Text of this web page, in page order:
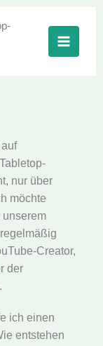
nur über
möchte
unserem
Creator,
der
ich einen
entstehen